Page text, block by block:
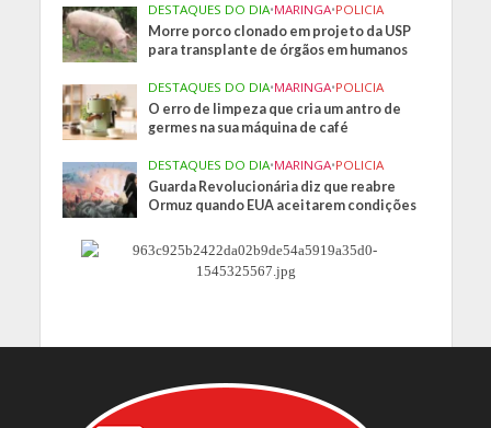
DESTAQUES DO DIA•MARINGA•POLICIA
Morre porco clonado em projeto da USP
para transplante de órgãos em humanos
DESTAQUES DO DIA•MARINGA•POLICIA
O erro de limpeza que cria um antro de
germes na sua máquina de café
DESTAQUES DO DIA•MARINGA•POLICIA
Guarda Revolucionária diz que reabre
Ormuz quando EUA aceitarem condições